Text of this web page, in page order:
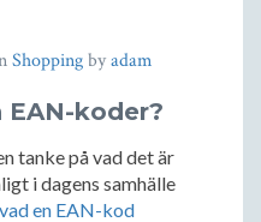
Shoppingbyadam
koder?
tanke på vad det är
i dagens samhälle
en EAN-kod